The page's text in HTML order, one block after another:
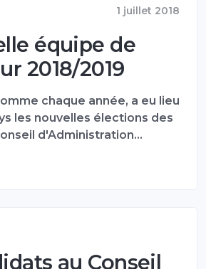
1 juillet 2018
équipe de
2018/2019
chaque année, a eu lieu
les nouvelles élections des
d'Administration…
au Conseil